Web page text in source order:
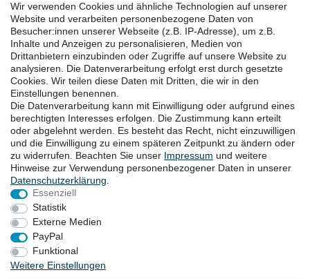
Downloadcenter
Batterieentsorgung
Hilfe
Termine
Erklärung zur Barrierefreiheit
KONTAKT
Goebel GmbH
Mühlenstraße 2-4
40699 Erkrath
Deutschland
Telefon: +49 (0) 211 24 50 00 129
von Montag bis Freitag 10:00-16:00 Uhr (MEZ)
E-mail:info@goebel-shop.com
www.goebel-group.com
ZAHLUNGSARTEN
Wir verwenden Cookies und ähnliche Technologien auf unserer
Website und verarbeiten personenbezogene Daten von
Besucher:innen unserer Webseite (z.B. IP-Adresse), um z.B.
Inhalte und Anzeigen zu personalisieren, Medien von
Drittanbietern einzubinden oder Zugriffe auf unsere Website zu
analysieren. Die Datenverarbeitung erfolgt erst durch gesetzte
Cookies. Wir teilen diese Daten mit Dritten, die wir in den
Einstellungen benennen.
Die Datenverarbeitung kann mit Einwilligung oder aufgrund eines
berechtigten Interesses erfolgen. Die Zustimmung kann erteilt
oder abgelehnt werden. Es besteht das Recht, nicht einzuwilligen
und die Einwilligung zu einem späteren Zeitpunkt zu ändern oder
zu widerrufen. Beachten Sie unser Impressum und weitere
Hinweise zur Verwendung personenbezogener Daten in unserer
Daten­schutz­erklärung
Essenziell
Statistik
Externe Medien
PayPal
Funktional
Weitere Einstellungen